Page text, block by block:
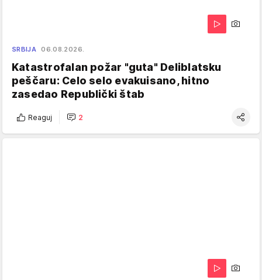
SRBIJA 06.08.2026.
Katastrofalan požar "guta" Deliblatsku
peščaru: Celo selo evakuisano, hitno
zasedao Republički štab
Reaguj 2